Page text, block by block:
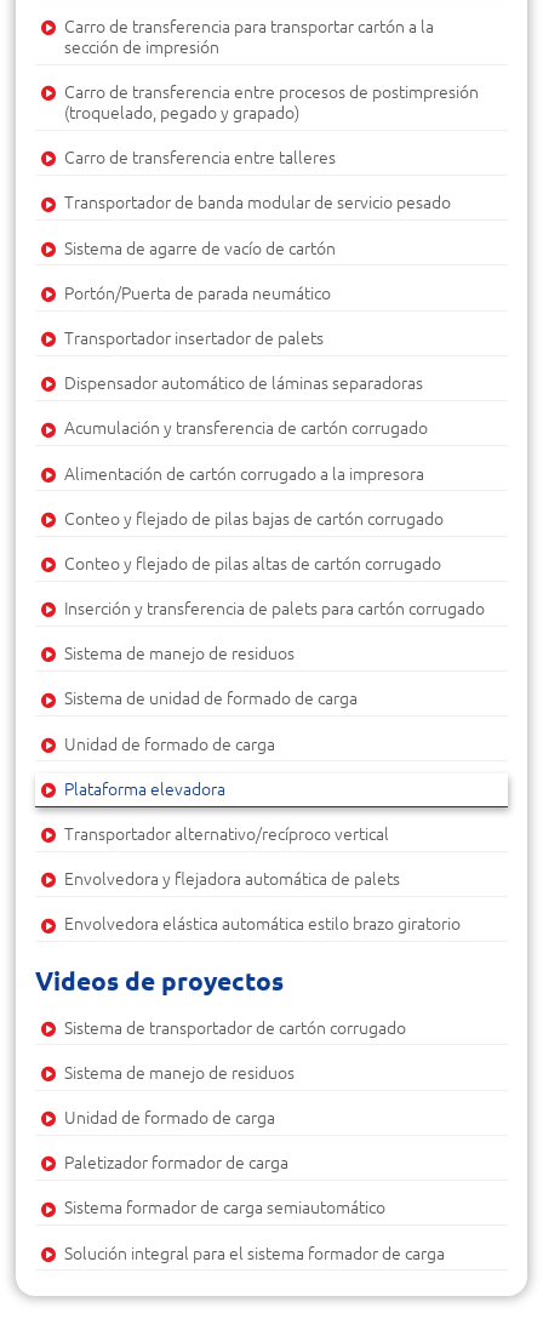
Carro de transferencia para transportar cartón a la
sección de impresión
Carro de transferencia entre procesos de postimpresión
(troquelado, pegado y grapado)
Carro de transferencia entre talleres
Transportador de banda modular de servicio pesado
Sistema de agarre de vacío de cartón
Portón/Puerta de parada neumático
Transportador insertador de palets
Dispensador automático de láminas separadoras
Acumulación y transferencia de cartón corrugado
Alimentación de cartón corrugado a la impresora
Conteo y flejado de pilas bajas de cartón corrugado
Conteo y flejado de pilas altas de cartón corrugado
Inserción y transferencia de palets para cartón corrugado
Sistema de manejo de residuos
Sistema de unidad de formado de carga
Unidad de formado de carga
Plataforma elevadora
Transportador alternativo/recíproco vertical
Envolvedora y flejadora automática de palets
Envolvedora elástica automática estilo brazo giratorio
Videos de proyectos
Sistema de transportador de cartón corrugado
Sistema de manejo de residuos
Unidad de formado de carga
Paletizador formador de carga
Sistema formador de carga semiautomático
Solución integral para el sistema formador de carga